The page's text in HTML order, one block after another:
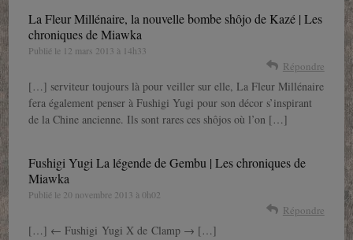
La Fleur Millénaire, la nouvelle bombe shôjo de Kazé | Les
chroniques de Miawka
Publié le 12 mars 2013 à 14h33
Répondre
[…] serviteur toujours là pour veiller sur elle, La Fleur Millénaire
fera également penser à Fushigi Yugi pour son décor s’inspirant
de la Chine ancienne. Ils sont rares ces shôjos où l’on […]
Fushigi Yugi La légende de Gembu | Les chroniques de
Miawka
Publié le 20 novembre 2013 à 0h02
Répondre
[…] ← Fushigi Yugi X de Clamp → […]